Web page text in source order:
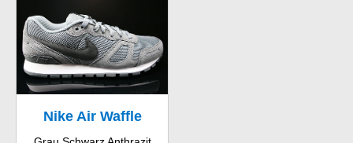
Nike Air Waffle